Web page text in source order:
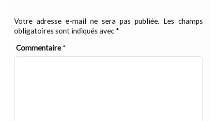
Votre adresse e-mail ne sera pas publiée. Les champs
obligatoires sont indiqués avec *
Commentaire*